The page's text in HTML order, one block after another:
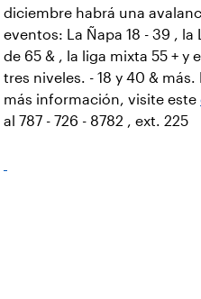
diciembre habrá una
eventos: La Ñapa 18 - 39 , la
de 65 & , la liga mixta 55 + y
tres niveles. - 18 y 40 & más.
más información, visite este
al 787 - 726 - 8782 , ext. 225